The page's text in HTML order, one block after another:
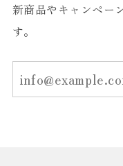
新商品やキャンペー
す。